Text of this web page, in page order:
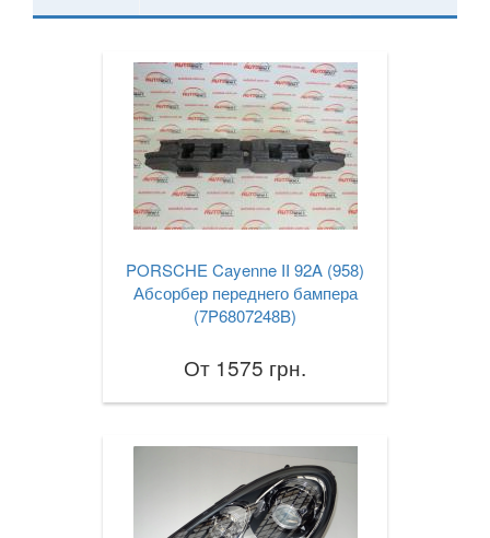
PORSCHE Cayenne II 92A (958)
Абсорбер переднего бампера
(7P6807248B)
От 1575 грн.